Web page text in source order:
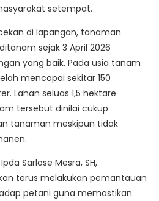
setempat.
di lapangan, tanaman
sejak 3 April 2026
yang baik. Pada usia tanam
mencapai sekitar 150
Lahan seluas 1,5 hektare
tersebut dinilai cukup
tanaman meskipun tidak
Sarlose Mesra, SH,
terus melakukan pemantauan
petani guna memastikan